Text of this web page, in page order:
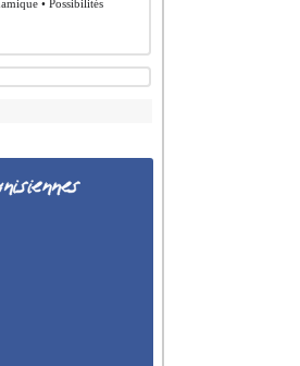
• Possibilités